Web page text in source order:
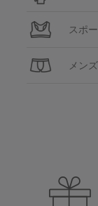
スポ
メン